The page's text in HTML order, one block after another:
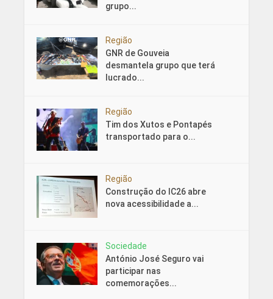
grupo...
Região
GNR de Gouveia
desmantela grupo que terá
lucrado...
Região
Tim dos Xutos e Pontapés
transportado para o...
Região
Construção do IC26 abre
nova acessibilidade a...
Sociedade
António José Seguro vai
participar nas
comemorações...